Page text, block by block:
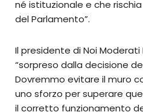
né istituzionale e che
del Parlamento”.
Il presidente di Noi Moderati
“sorpreso dalla decisione
Dovremmo evitare il muro
uno sforzo per superare
il corretto funzionamento